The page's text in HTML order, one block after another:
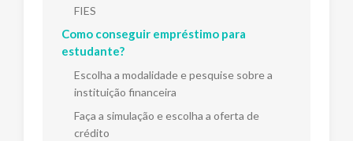
FIES
Como conseguir empréstimo para
estudante?
Escolha a modalidade e pesquise sobre a
instituição financeira
Faça a simulação e escolha a oferta de
crédito